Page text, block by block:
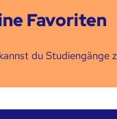
Favoriten
kannst du Studiengänge